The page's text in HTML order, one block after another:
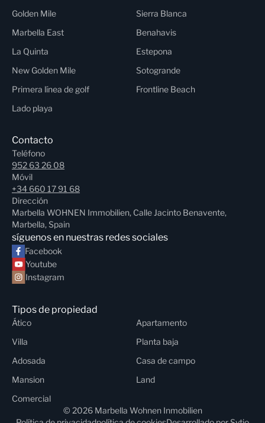
Golden Mile
Sierra Blanca
Marbella East
Benahavis
La Quinta
Estepona
New Golden Mile
Sotogrande
Primera línea de golf
Frontline Beach
Lado playa
Contacto
Teléfono
952 63 26 08
Móvil
+34 660 17 91 68
Dirección
Marbella WOHNEN Immobilien, Calle Jacinto Benavente,
Marbella, Spain
síguenos en nuestras redes sociales
Facebook
Youtube
Instagram
Tipos de propiedad
Ático
Apartamento
Villa
Planta baja
Adosada
Casa de campo
Mansion
Land
Comercial
© 2026 Marbella Wohnen Inmobilien